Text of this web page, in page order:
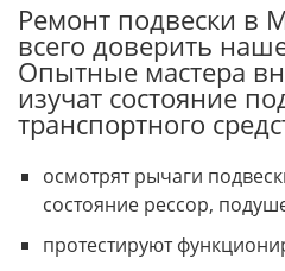
Ремонт подвески в
всего доверить
Опытные мастера
изучат состояние
транспортного
осмотрят рычаги
состояние рессор,
протестируют